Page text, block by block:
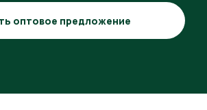
оптовое предложение